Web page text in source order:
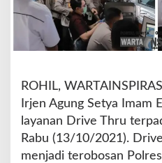
d
P
o
e
s
R
o
ROHIL,
Irjen Agung Setya Imam
layanan Drive Thru
Rabu (13/10/2021).
menjadi terobosan